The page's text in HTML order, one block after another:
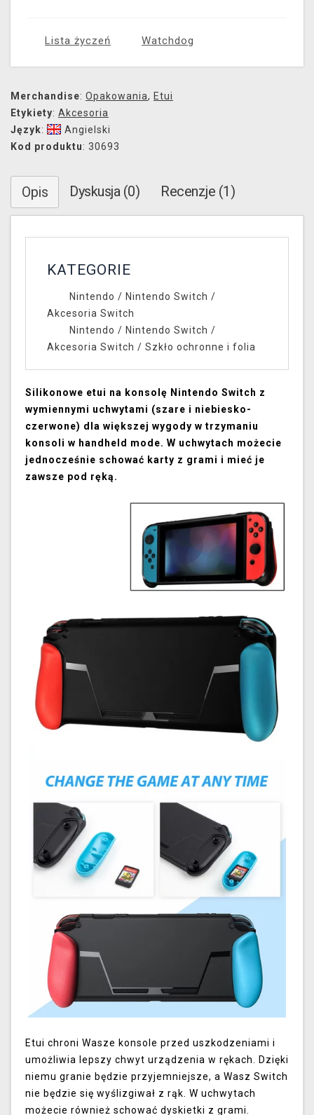
Lista życzeń Watchdog
Merchandise: Opakowania, Etui
Etykiety: Akcesoria
Język:
Angielski
Kod produktu: 30693
Opis Dyskusja (0) Recenzje (1)
KATEGORIE
Nintendo / Nintendo Switch /
Akcesoria Switch
Nintendo / Nintendo Switch /
Akcesoria Switch / Szkło ochronne i folia
Silikonowe etui na konsolę Nintendo Switch z
wymiennymi uchwytami (szare i niebiesko-
czerwone) dla większej wygody w trzymaniu
konsoli w handheld mode. W uchwytach możecie
jednocześnie schować karty z grami i mieć je
zawsze pod ręką.
Etui chroni Wasze konsole przed uszkodzeniami i
umożliwia lepszy chwyt urządzenia w rękach. Dzięki
niemu granie będzie przyjemniejsze, a Wasz Switch
nie będzie się wyślizgiwał z rąk. W uchwytach
możecie również schować dyskietki z grami.